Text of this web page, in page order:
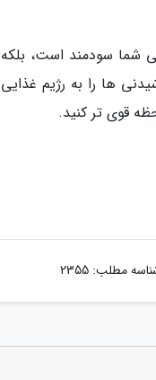
شما سودمند است، بلکه
ها را به رژیم غذایی
قوی تر کنید.
مطلب: 2355